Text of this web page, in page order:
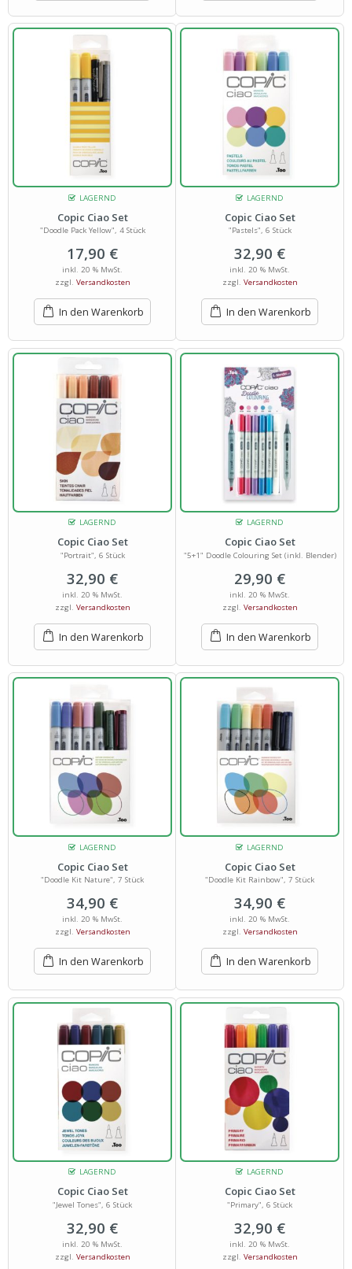
LAGERND
Copic Ciao Set
"Doodle Pack Yellow", 4 Stück
17,90 €
inkl. 20 % MwSt.
zzgl. Versandkosten
In den Warenkorb
LAGERND
Copic Ciao Set
"Pastels", 6 Stück
32,90 €
inkl. 20 % MwSt.
zzgl. Versandkosten
In den Warenkorb
LAGERND
Copic Ciao Set
"Portrait", 6 Stück
32,90 €
inkl. 20 % MwSt.
zzgl. Versandkosten
In den Warenkorb
LAGERND
Copic Ciao Set
"5+1" Doodle Colouring Set (inkl. Blender)
29,90 €
inkl. 20 % MwSt.
zzgl. Versandkosten
In den Warenkorb
LAGERND
Copic Ciao Set
"Doodle Kit Nature", 7 Stück
34,90 €
inkl. 20 % MwSt.
zzgl. Versandkosten
In den Warenkorb
LAGERND
Copic Ciao Set
"Doodle Kit Rainbow", 7 Stück
34,90 €
inkl. 20 % MwSt.
zzgl. Versandkosten
In den Warenkorb
LAGERND
Copic Ciao Set
"Jewel Tones", 6 Stück
32,90 €
inkl. 20 % MwSt.
zzgl. Versandkosten
LAGERND
Copic Ciao Set
"Primary", 6 Stück
32,90 €
inkl. 20 % MwSt.
zzgl. Versandkosten